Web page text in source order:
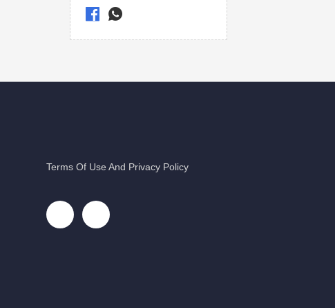
Terms Of Use And Privacy Policy